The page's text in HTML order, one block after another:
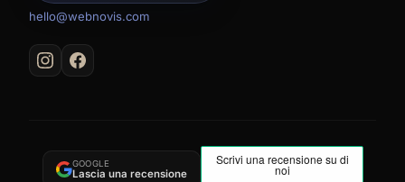
hello@webnovis.com
GOOGLE
Lascia una recensione